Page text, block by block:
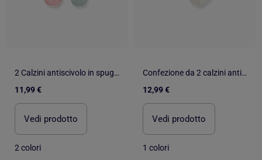
2 Calzini antiscivolo in spugna a righe/fiore
11,99 €
Vedi prodotto
2 colori
Confezione da 2 calzini antiscivolo in peluche con Elsa
12,99 €
Vedi prodotto
1 colori